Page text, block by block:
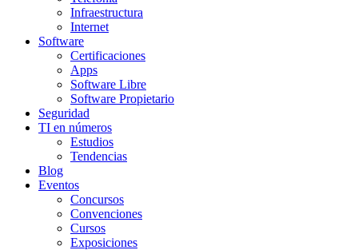
Infraestructura
Internet
Software
Certificaciones
Apps
Software Libre
Software Propietario
Seguridad
TI en números
Estudios
Tendencias
Blog
Eventos
Concursos
Convenciones
Cursos
Exposiciones